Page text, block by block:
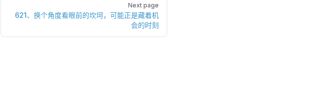
Next page
621、换个角度看眼前的坎坷，可能正是藏着机
会的时刻